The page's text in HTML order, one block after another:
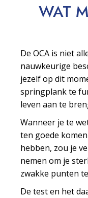
WAT
De OCA is niet
nauwkeurige
jezelf op dit
springplank te
leven aan te
Wanneer je te
ten goede
hebben, zou je
nemen om je
zwakke punten
De test en het